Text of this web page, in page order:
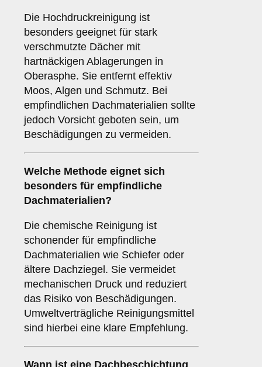
Die Hochdruckreinigung ist
besonders geeignet für stark
verschmutzte Dächer mit
hartnäckigen Ablagerungen in
Oberasphe. Sie entfernt effektiv
Moos, Algen und Schmutz. Bei
empfindlichen Dachmaterialien sollte
jedoch Vorsicht geboten sein, um
Beschädigungen zu vermeiden.
Welche Methode eignet sich
besonders für empfindliche
Dachmaterialien?
Die chemische Reinigung ist
schonender für empfindliche
Dachmaterialien wie Schiefer oder
ältere Dachziegel. Sie vermeidet
mechanischen Druck und reduziert
das Risiko von Beschädigungen.
Umweltverträgliche Reinigungsmittel
sind hierbei eine klare Empfehlung.